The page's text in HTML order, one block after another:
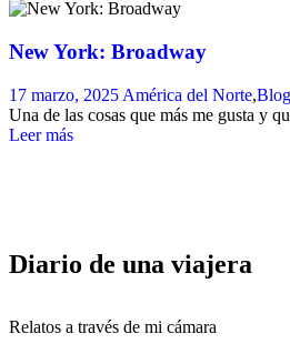
New York: Broadway
17 marzo, 2025 América del Norte,
Una de las cosas que más me gusta y
Leer más
Diario de una viajera
Relatos a través de mi cámara